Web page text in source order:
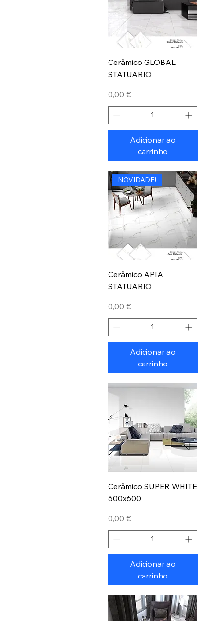
Cerâmico GLOBAL
STATUARIO
Preço
0,00 €
Adicionar ao
carrinho
NOVIDADE!
Cerâmico APIA
STATUARIO
Preço
0,00 €
Adicionar ao
carrinho
Cerâmico SUPER WHITE
600x600
Preço
0,00 €
Adicionar ao
carrinho